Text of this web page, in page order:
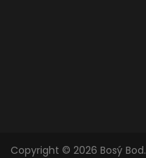
Copyright © 2026 Bosý Bod.